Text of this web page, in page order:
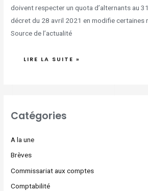
doivent respecter un quota d’alternants au
décret du 28 avril 2021 en modifie certaines
Source de l’actualité
LIRE LA SUITE »
Catégories
A la une
Brèves
Commissariat aux comptes
Comptabilité